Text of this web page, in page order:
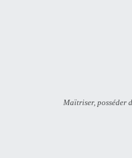
Maïtriser, posséder